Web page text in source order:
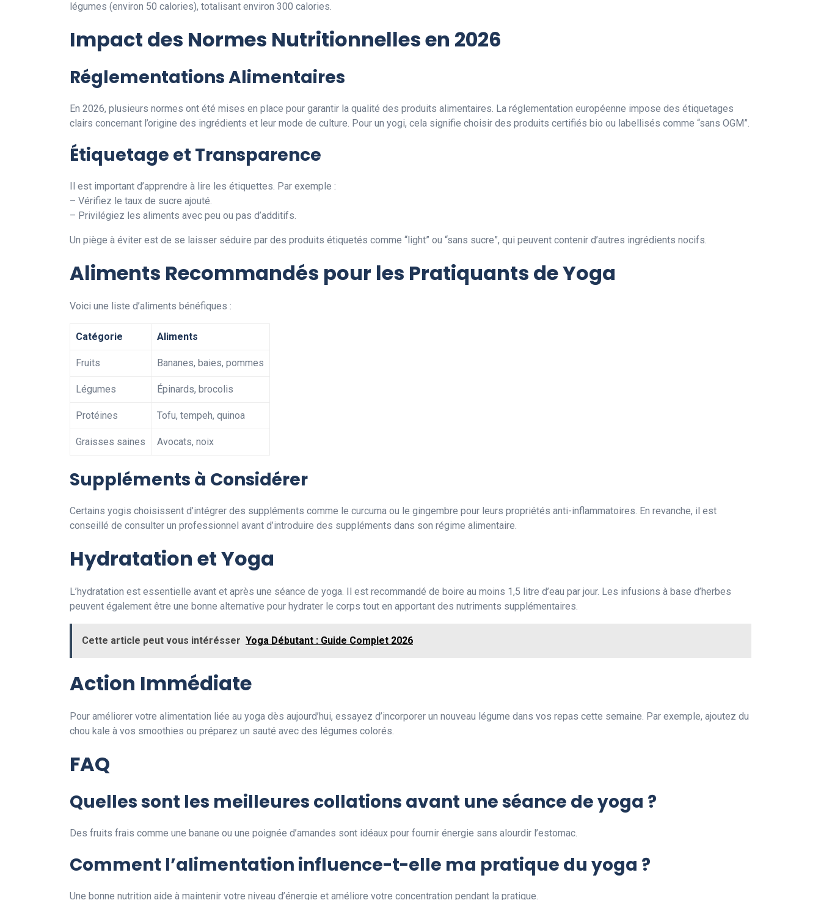
légumes (environ 50 calories), totalisant environ 300 calories.
Impact des Normes Nutritionnelles en 2026
Réglementations Alimentaires
En 2026, plusieurs normes ont été mises en place pour garantir la qualité des produits alimentaires. La réglementation européenne impose des étiquetages
clairs concernant l’origine des ingrédients et leur mode de culture. Pour un yogi, cela signifie choisir des produits certifiés bio ou labellisés comme “sans OGM”.
Étiquetage et Transparence
Il est important d’apprendre à lire les étiquettes. Par exemple :
– Vérifiez le taux de sucre ajouté.
– Privilégiez les aliments avec peu ou pas d’additifs.
Un piège à éviter est de se laisser séduire par des produits étiquetés comme “light” ou “sans sucre”, qui peuvent contenir d’autres ingrédients nocifs.
Aliments Recommandés pour les Pratiquants de Yoga
Voici une liste d’aliments bénéfiques :
Catégorie Aliments
Fruits Bananes, baies, pommes
Légumes Épinards, brocolis
Protéines Tofu, tempeh, quinoa
Graisses saines Avocats, noix
Suppléments à Considérer
Certains yogis choisissent d’intégrer des suppléments comme le curcuma ou le gingembre pour leurs propriétés anti-inflammatoires. En revanche, il est
conseillé de consulter un professionnel avant d’introduire des suppléments dans son régime alimentaire.
Hydratation et Yoga
L’hydratation est essentielle avant et après une séance de yoga. Il est recommandé de boire au moins 1,5 litre d’eau par jour. Les infusions à base d’herbes
peuvent également être une bonne alternative pour hydrater le corps tout en apportant des nutriments supplémentaires.
Cette article peut vous intérésser Yoga Débutant : Guide Complet 2026
Action Immédiate
Pour améliorer votre alimentation liée au yoga dès aujourd’hui, essayez d’incorporer un nouveau légume dans vos repas cette semaine. Par exemple, ajoutez du
chou kale à vos smoothies ou préparez un sauté avec des légumes colorés.
FAQ
Quelles sont les meilleures collations avant une séance de yoga ?
Des fruits frais comme une banane ou une poignée d’amandes sont idéaux pour fournir énergie sans alourdir l’estomac.
Comment l’alimentation influence-t-elle ma pratique du yoga ?
Une bonne nutrition aide à maintenir votre niveau d’énergie et améliore votre concentration pendant la pratique.